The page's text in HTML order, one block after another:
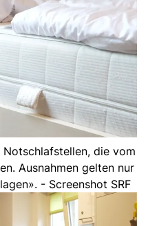
die vom
Ausnahmen gelten nur
- Screenshot SRF